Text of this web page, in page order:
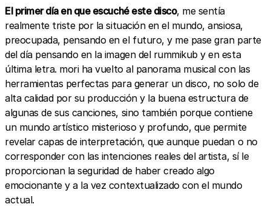
El primer día en que escuché este disco, me sentía
realmente triste por la situación en el mundo, ansiosa,
preocupada, pensando en el futuro, y me pase gran parte
del día pensando en la imagen del rummikub y en esta
última letra. mori ha vuelto al panorama musical con las
herramientas perfectas para generar un disco, no solo de
alta calidad por su producción y la buena estructura de
algunas de sus canciones, sino también porque contiene
un mundo artístico misterioso y profundo, que permite
revelar capas de interpretación, que aunque puedan o no
corresponder con las intenciones reales del artista, sí le
proporcionan la seguridad de haber creado algo
emocionante y a la vez contextualizado con el mundo
actual.